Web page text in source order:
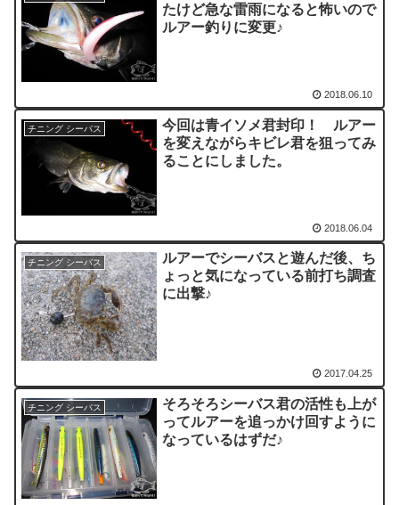
たけど急な雷雨になると怖いので
ルアー釣りに変更♪
2018.06.10
チニング シーバス
今回は青イソメ君封印！ ルアー
を変えながらキビレ君を狙ってみ
ることにしました。
2018.06.04
チニング シーバス
ルアーでシーバスと遊んだ後、ち
ょっと気になっている前打ち調査
に出撃♪
2017.04.25
チニング シーバス
そろそろシーバス君の活性も上が
ってルアーを追っかけ回すように
なっているはずだ♪